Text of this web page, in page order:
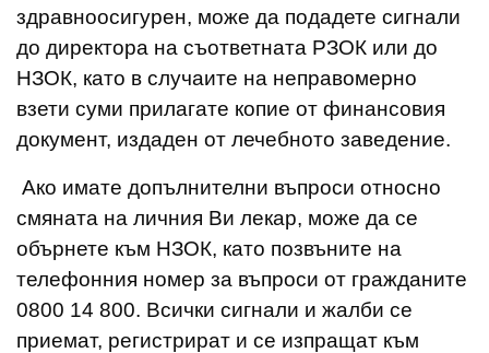
здравноосигурен, може да подадете сигнали
до директора на съответната РЗОК или до
НЗОК, като в случаите на неправомерно
взети суми прилагате копие от финансовия
документ, издаден от лечебното заведение.
Ако имате допълнителни въпроси относно
смяната на личния Ви лекар, може да се
обърнете към НЗОК, като позвъните на
телефонния номер за въпроси от гражданите
0800 14 800. Всички сигнали и жалби се
приемат, регистрират и се изпращат към